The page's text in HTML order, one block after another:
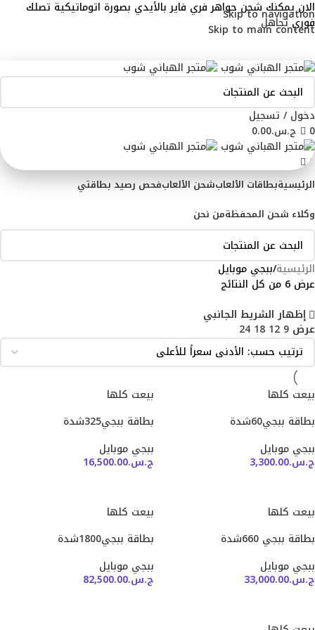
الان يمكنك شحن جواهر فري فاير بالأيدي بصورة اتوماتيكية تصلك
فوريتجاهل
Skip to navigation
Skip to main content
دخول / تسجيل
0
ج.س.0.00
0
الرئيسيةبطاقات الألعابشحن الألعابفحص رصيد بطاقتي
وكلاء شحن المحفظةمن نحن
الرئيسية ببجي موبايل
عرض ⁦6⁩ من كل النتائج
إظهار الشريط الجانبي
عرض 9
12
18
24
بيعت كلها
بطاقة ببجي60شدة
ببجي موبايل
ج.س.3,300.00
بيعت كلها
بطاقة ببجي325شدة
ببجي موبايل
ج.س.16,500.00
بيعت كلها
بطاقة ببجي 660شدة
ببجي موبايل
ج.س.33,000.00
بيعت كلها
بطاقة ببجي1800شدة
ببجي موبايل
ج.س.82,500.00